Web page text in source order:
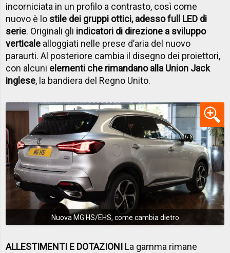
incorniciata in un profilo a contrasto, così come
nuovo è lo stile dei gruppi ottici, adesso full LED di
serie. Originali gli indicatori di direzione a sviluppo
verticale alloggiati nelle prese d’aria del nuovo
paraurti. Al posteriore cambia il disegno dei proiettori,
con alcuni elementi che rimandano alla Union Jack
inglese, la bandiera del Regno Unito.
Nuova MG HS/EHS, come cambia dietro
ALLESTIMENTI E DOTAZIONI La gamma rimane